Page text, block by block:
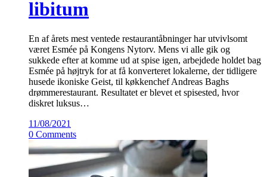
libitum
En af årets mest ventede restaurantåbninger har utvivlsomt
været Esmée på Kongens Nytorv. Mens vi alle gik og
sukkede efter at komme ud at spise igen, arbejdede holdet bag
Esmée på højtryk for at få konverteret lokalerne, der tidligere
husede ikoniske Geist, til køkkenchef Andreas Baghs
drømmerestaurant. Resultatet er blevet et spisested, hvor
diskret luksus…
11/08/2021
0 Comments